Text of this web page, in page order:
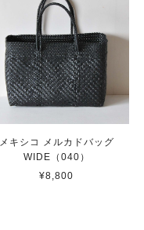
メキシコ メルカドバッグ
WIDE（040）
¥8,800